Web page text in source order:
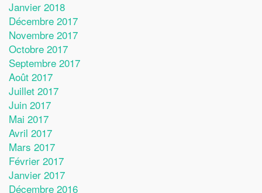
Janvier 2018
Décembre 2017
Novembre 2017
Octobre 2017
Septembre 2017
Août 2017
Juillet 2017
Juin 2017
Mai 2017
Avril 2017
Mars 2017
Février 2017
Janvier 2017
Décembre 2016